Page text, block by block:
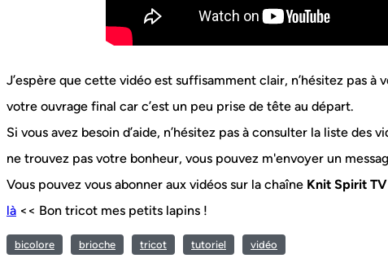
J’espère que cette vidéo est suffisamment clair, n’hésitez pas à
votre ouvrage final car c’est un peu prise de tête au départ.
Si vous avez besoin d’aide, n’hésitez pas à consulter la liste des
ne trouvez pas votre bonheur, vous pouvez m'envoyer un
Vous pouvez vous abonner aux vidéos sur la chaîne Knit Spirit TV
là << Bon tricot mes petits lapins !
bicolore brioche tricot tutoriel vidéo